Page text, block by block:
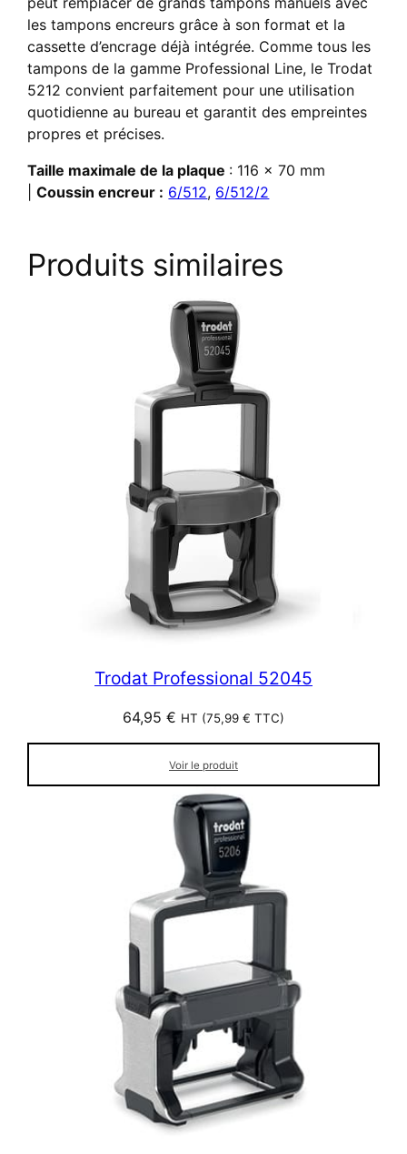
les tampons encreurs grâce à son format et la
cassette d’encrage déjà intégrée. ​Comme tous les
tampons de la gamme Professional Line, le Trodat
5212 convient parfaitement pour une utilisation
quotidienne au bureau et garantit des empreintes
propres et précises.
Taille maximale de la plaque : 116 x 70 mm
|Coussin encreur : 6/512, 6/512/2
Produits similaires
Trodat Professional 52045
64,95 € HT (75,99 € TTC)
Voir le produit